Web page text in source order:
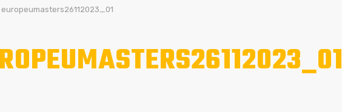
europeumasters26112023_01